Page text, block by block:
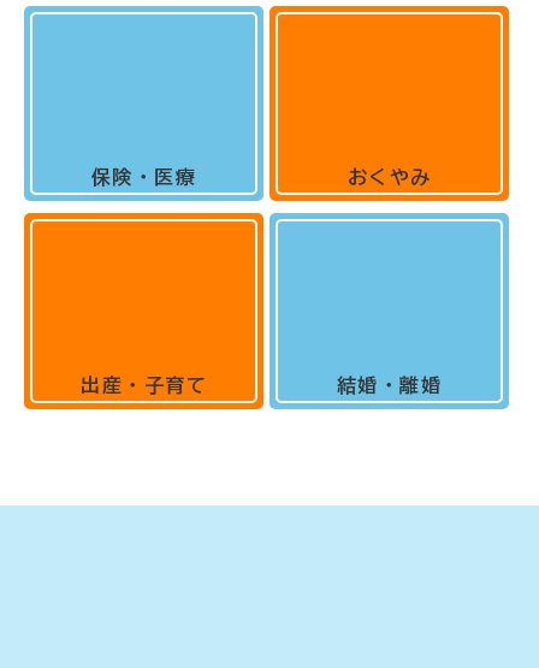
保険・医療
出産・子育て
おくやみ
結婚・離婚